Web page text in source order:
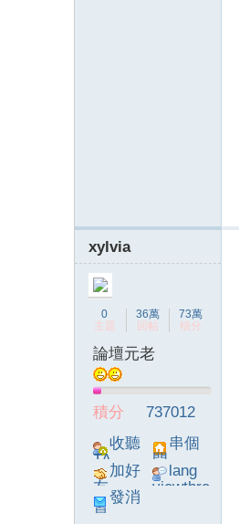
xylvia
0
主題
36萬
回帖
73萬
積分
論壇元老
積分
737012
收聽
TA
串個
門
加好
友
lang
viewthre
發消
息